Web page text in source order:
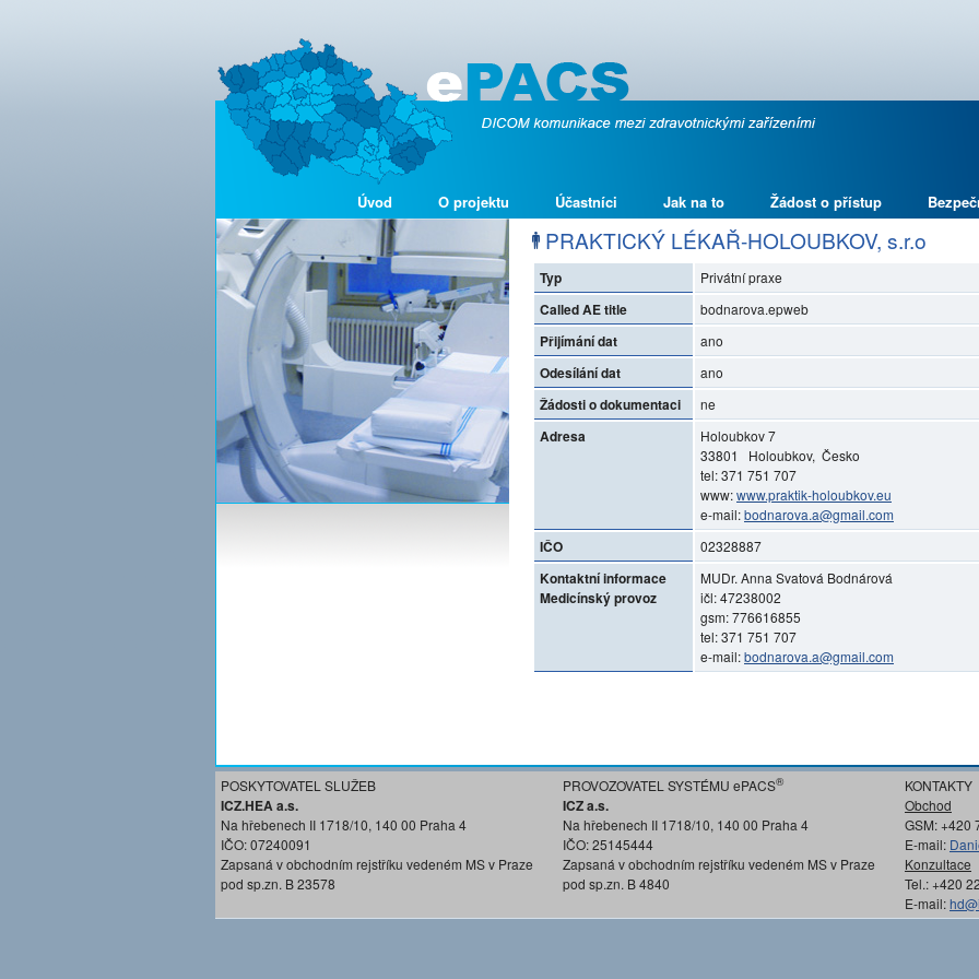
Úvod O projektu Účastníci Jak na to Žádost o přístup
PRAKTICKÝ LÉKAŘ-HOLOUBKOV, s.r.o
Typ Privátní praxe
Called AE title bodnarova.epweb
Přijímání dat ano
Odesílání dat ano
Žádosti o dokumentaci ne
Adresa
Holoubkov 7
33801 Holoubkov, Česko
tel: 371 751 707
www:www.praktik-holoubkov.eu
e-mail:bodnarova.a@gmail.com
IČO 02328887
Kontaktní informace
Medicínský provoz
MUDr. Anna Svatová Bodnárová
ičl: 47238002
gsm: 776616855
tel: 371 751 707
e-mail:bodnarova.a@gmail.com
POSKYTOVATEL SLUŽEB
ICZ.HEA a.s.
Na hřebenech II 1718/10, 140 00 Praha 4
IČO: 07240091
Zapsaná v obchodním rejstříku vedeném MS v Praze
pod sp.zn. B 23578
PROVOZOVATEL SYSTÉMU ePACS®
ICZ a.s.
Na hřebenech II 1718/10, 140 00 Praha 4
IČO: 25145444
Zapsaná v obchodním rejstříku vedeném MS v Praze
pod sp.zn. B 4840
KONTAKTY
Obchod
GSM: +420
E-mail:
Konzultace
Tel.: +420
E-mail: